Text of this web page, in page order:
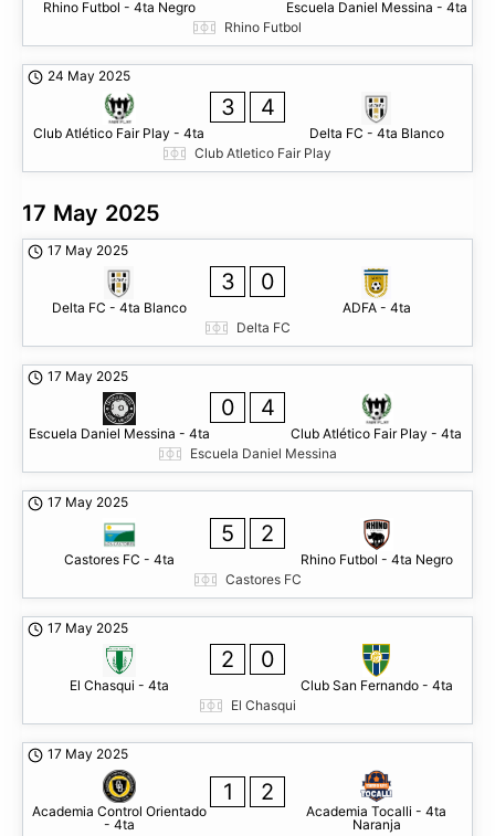
Rhino Futbol - 4ta Negro
Escuela Daniel Messina - 4ta
Rhino Futbol
24 May 2025
Club Atlético Fair Play - 4ta
3 4
Delta FC - 4ta Blanco
Club Atletico Fair Play
17 May 2025
17 May 2025
Delta FC - 4ta Blanco
3 0
ADFA - 4ta
Delta FC
17 May 2025
Escuela Daniel Messina - 4ta
0 4
Club Atlético Fair Play - 4ta
Escuela Daniel Messina
17 May 2025
Castores FC - 4ta
5 2
Rhino Futbol - 4ta Negro
Castores FC
17 May 2025
El Chasqui - 4ta
2 0
Club San Fernando - 4ta
El Chasqui
17 May 2025
Academia Control Orientado
- 4ta
1 2
Academia Tocalli - 4ta
Naranja